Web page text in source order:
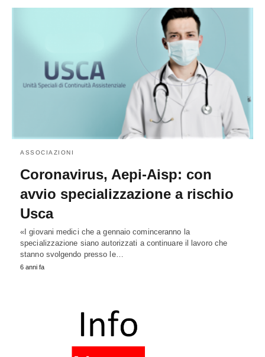
ASSOCIAZIONI
Coronavirus, Aepi-Aisp: con
avvio specializzazione a rischio
Usca
«I giovani medici che a gennaio cominceranno la
specializzazione siano autorizzati a continuare il lavoro che
stanno svolgendo presso le…
6 anni fa